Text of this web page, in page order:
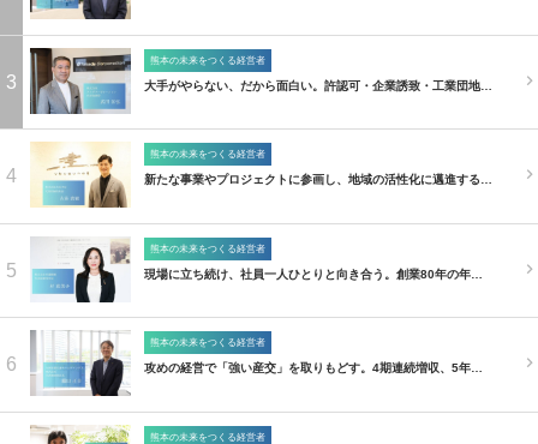
3
熊本の未来をつくる経営者
大手がやらない、だから面白い。許認可・企業誘致・工業団地…
4
熊本の未来をつくる経営者
新たな事業やプロジェクトに参画し、地域の活性化に邁進する…
5
熊本の未来をつくる経営者
現場に立ち続け、社員一人ひとりと向き合う。創業80年の年…
6
熊本の未来をつくる経営者
攻めの経営で「強い産交」を取りもどす。4期連続増収、5年…
熊本の未来をつくる経営者